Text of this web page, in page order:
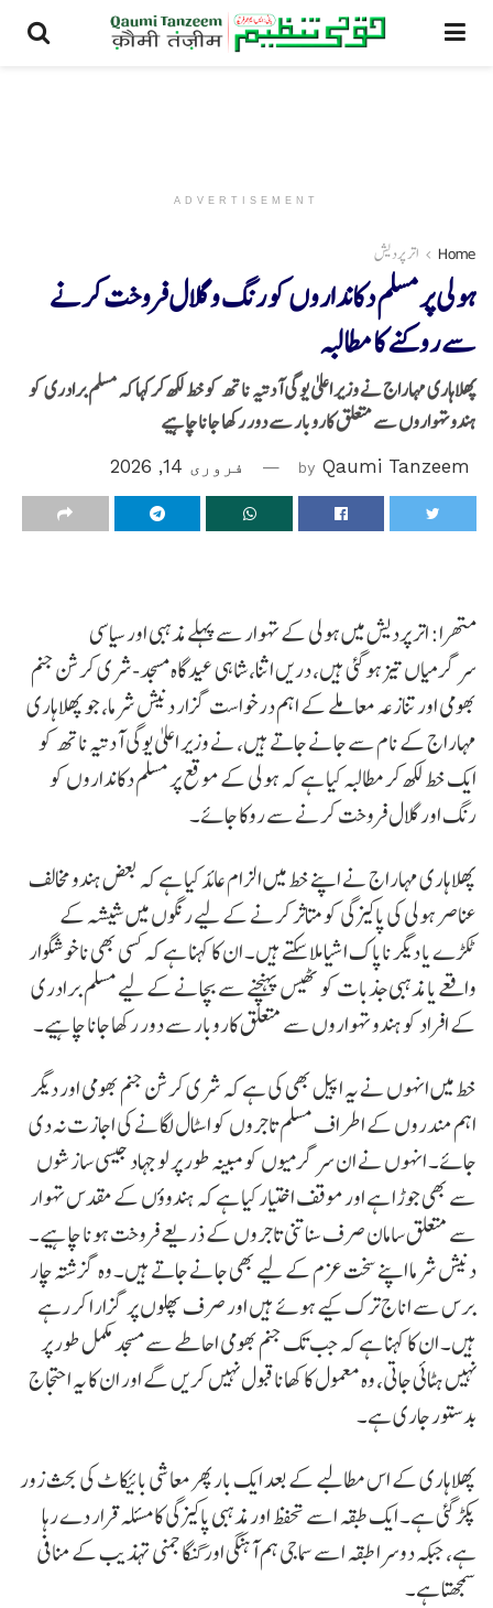
ADVERTISEMENT
Home اتر پردیش
ہولی پر مسلم دکانداروں کو رنگ و گلال فروخت کرنے
سے روکنے کا مطالبہ
پھلاہاری مہاراج نے وزیر اعلیٰ یوگی آدتیہ ناتھ کو خط لکھ کرکہا کہ مسلم برادری کو
ہندو تہواروں سے متعلق کاروبار سے دور رکھا جانا چاہیے
by Qaumi Tanzeem فروری 14, 2026
متھرا: اتر پردیش میں ہولی کے تہوار سے پہلے مذہبی اور سیاسی
سرگرمیاں تیز ہو گئی ہیں، دریں اثنا، شاہی عیدگاہ مسجد-شری کرشن جنم
بھومی اور تنازعہ معاملے کے اہم درخواست گزار دنیش شرما، جو پھلاہاری
مہاراج کے نام سے جانے جاتے ہیں، نے وزیر اعلیٰ یوگی آدتیہ ناتھ کو
ایک خط لکھ کر مطالبہ کیا ہے کہ ہولی کے موقع پر مسلم دکانداروں کو
رنگ اور گلال فروخت کرنے سے روکا جائے۔
پھلاہاری مہاراج نے اپنے خط میں الزام عائد کیا ہے کہ بعض ہندو مخالف
عناصر ہولی کی پاکیزگی کو متاثر کرنے کے لیے رنگوں میں شیشہ کے
ٹکڑے یا دیگر ناپاک اشیا ملا سکتے ہیں۔ ان کا کہنا ہے کہ کسی بھی ناخوشگوار
واقعے یا مذہبی جذبات کو ٹھیس پہنچنے سے بچانے کے لیے مسلم برادری
کے افراد کو ہندو تہواروں سے متعلق کاروبار سے دور رکھا جانا چاہیے۔
خط میں انہوں نے یہ اپیل بھی کی ہے کہ شری کرشن جنم بھومی اور دیگر
اہم مندروں کے اطراف مسلم تاجروں کو اسٹال لگانے کی اجازت نہ دی
جائے۔ انہوں نے ان سرگرمیوں کو مبینہ طور پر لو جہاد جیسی سازشوں
سے بھی جوڑا ہے اور موقف اختیار کیا ہے کہ ہندوؤں کے مقدس تہوار
سے متعلق سامان صرف سناتنی تاجروں کے ذریعے فروخت ہونا چاہیے۔
دنیش شرما اپنے سخت عزم کے لیے بھی جانے جاتے ہیں۔ وہ گزشتہ چار
برس سے اناج ترک کیے ہوئے ہیں اور صرف پھلوں پر گزارا کر رہے
ہیں۔ ان کا کہنا ہے کہ جب تک جنم بھومی احاطے سے مسجد مکمل طور پر
نہیں ہٹائی جاتی، وہ معمول کا کھانا قبول نہیں کریں گے اور ان کا یہ احتجاج
بدستور جاری ہے۔
پھلاہاری کے اس مطالبے کے بعد ایک بار پھر معاشی بائیکاٹ کی بحث زور
پکڑ گئی ہے۔ ایک طبقہ اسے تحفظ اور مذہبی پاکیزگی کا مسئلہ قرار دے رہا
ہے، جبکہ دوسرا طبقہ اسے سماجی ہم آہنگی اور گنگا جمنی تہذیب کے منافی
سمجھتا ہے۔